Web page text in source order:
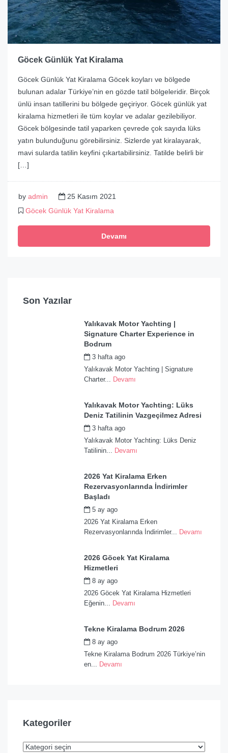
Göcek Günlük Yat Kiralama
Göcek Günlük Yat Kiralama Göcek koyları ve bölgede
bulunan adalar Türkiye’nin en gözde tatil bölgeleridir. Birçok
ünlü insan tatillerini bu bölgede geçiriyor. Göcek günlük yat
kiralama hizmetleri ile tüm koylar ve adalar gezilebiliyor.
Göcek bölgesinde tatil yaparken çevrede çok sayıda lüks
yatın bulunduğunu görebilirsiniz. Sizlerde yat kiralayarak,
mavi sularda tatilin keyfini çıkartabilirsiniz. Tatilde belirli bir
[…]
by admin
25 Kasım 2021
Göcek Günlük Yat Kiralama
Devamı
Son Yazılar
Yalıkavak Motor Yachting |
Signature Charter Experience in
Bodrum
3 hafta ago
Yalıkavak Motor Yachting | Signature
Charter... Devamı
Yalıkavak Motor Yachting: Lüks
Deniz Tatilinin Vazgeçilmez Adresi
3 hafta ago
Yalıkavak Motor Yachting: Lüks Deniz
Tatilinin... Devamı
2026 Yat Kiralama Erken
Rezervasyonlarında İndirimler
Başladı
5 ay ago
2026 Yat Kiralama Erken
Rezervasyonlarında İndirimler... Devamı
2026 Göcek Yat Kiralama
Hizmetleri
8 ay ago
2026 Göcek Yat Kiralama Hizmetleri
Eğenin... Devamı
Tekne Kiralama Bodrum 2026
8 ay ago
Tekne Kiralama Bodrum 2026 Türkiye’nin
en... Devamı
Kategoriler